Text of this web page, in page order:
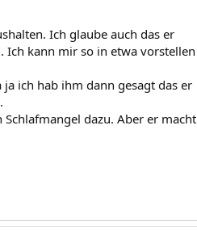
Ich glaube auch das er
Ich kann mir so in etwa vorstellen
ich hab ihm dann gesagt das er
dazu. Aber er macht